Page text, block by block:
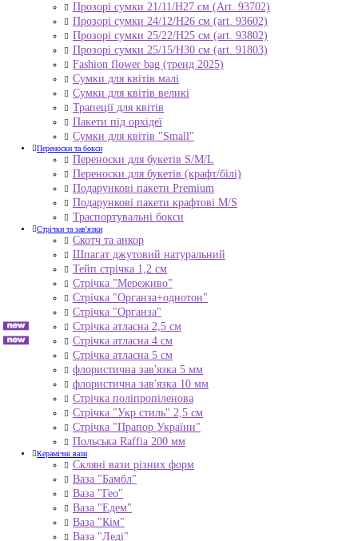
Прозорі сумки 21/11/H27 см (Art. 93702)
Прозорі сумки 24/12/Н26 см (art. 93602)
Прозорі сумки 25/22/Н25 см (art. 93802)
Прозорі сумки 25/15/Н30 см (art. 91803)
Fashion flower bag (тренд 2025)
Сумки для квітів малі
Сумки для квітів великі
Трапеції для квітів
Пакети під орхідеї
Сумки для квітів "Small"
Переноски та бокси
Переноски для букетів S/M/L
Переноски для букетів (крафт/білі)
Подарункові пакети Premium
Подарункові пакети крафтові M/S
Траспортувальні бокси
Стрічки та зав'язки
Скотч та анкор
Шпагат джутовий натуральний
Тейп стрічка 1,2 см
Стрічка "Мереживо"
Стрічка "Органза+однотон"
Стрічка "Органза"
Стрічка атласна 2,5 см
Стрічка атласна 4 см
Стрічка атласна 5 см
флористична зав'язка 5 мм
флористична зав'язка 10 мм
Стрічка поліпропіленова
Стрічка "Укр стиль" 2,5 см
Стрічка "Прапор України"
Польська Raffia 200 мм
Керамічні вази
Скляні вази різних форм
Ваза "Бамбл"
Ваза "Гео"
Ваза "Едем"
Ваза "Кім"
Ваза "Леді"